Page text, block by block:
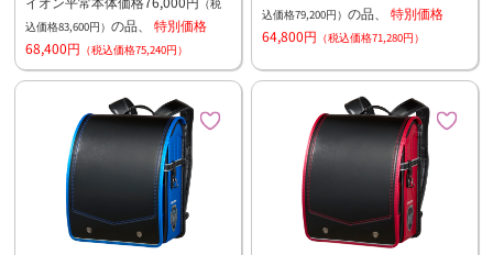
（税
込価格83,600円） の品、 特別価格
68,400円 （税込価格75,240円）
込価格79,200円） の品、 特別価格
64,800円 （税込価格71,280円）